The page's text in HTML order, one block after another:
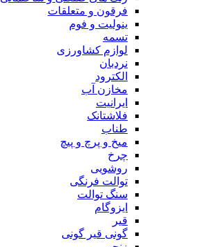
فرقون و متعلقات
ینولیت و فوم
تسمه
لوازم کشاورزی
نردبان
الکترود
مخازن آب
ایرانیت
فلاشتانک
طناب
میخ و پرچ و پیچ
چرخ
روشویی
توالت فرنگی
سنگ توالت
ایزوگام
قیر
گونی قیر گونی